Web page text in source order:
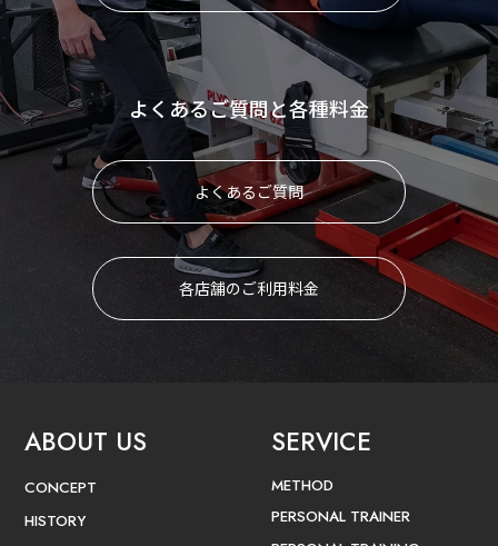
よくあるご質問と各種料金
よくあるご質問
各店舗のご利用料金
ABOUT US
CONCEPT
HISTORY
SERVICE
METHOD
PERSONAL TRAINER